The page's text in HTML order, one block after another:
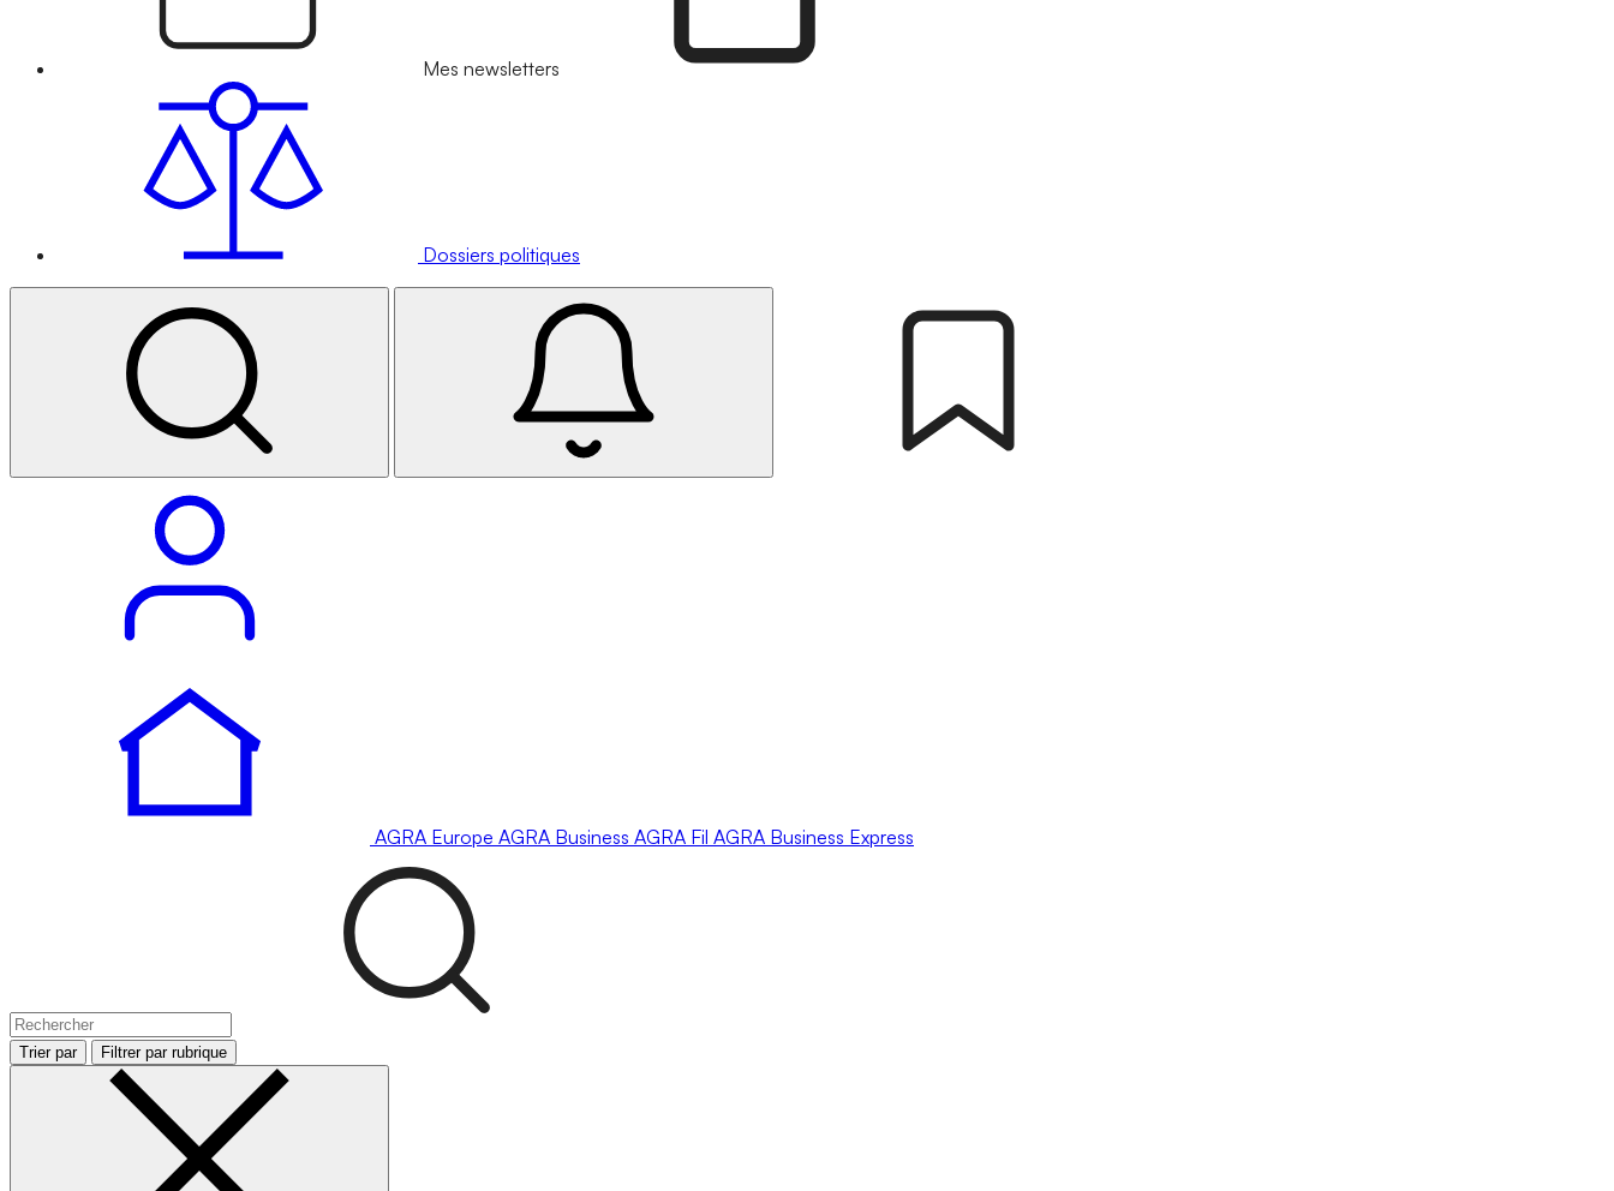
Mes newsletters
Dossiers politiques
AGRA Europe AGRA Business AGRA Fil AGRA Business Express
Trier par Filtrer par rubrique